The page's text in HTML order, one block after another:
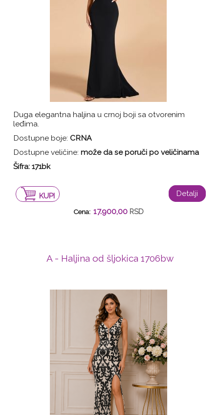
Duga elegantna haljina u crnoj boji sa otvorenim
leđima.
Dostupne boje: CRNA
Dostupne veličine:može da se poruči po veličinama
Šifra: 171bk
KUPI Detalji
Cena: 17.900,00 RSD
A - Haljina od šljokica 1706bw